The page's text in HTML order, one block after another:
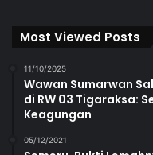
Most Viewed Posts
11/10/2025
Wawan Sumarwan
di RW 03 Tigaraksa:
Keagungan
05/12/2021